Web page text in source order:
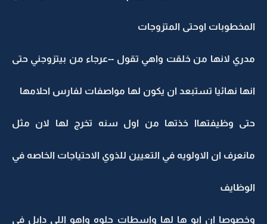
المخطوبات اوحتى المتزوجات
مدري لانها من خلقت واهي تقول --عرجاء من بيتزوجني حتى
انها نهائيا تستبعد ان يكون لها مواصفات لفارس احلامها
حتى وظيفتهاا خذتها من اول سنه تخرج لها لان مثل
مانعرف ان الاولويه في التعيين للذوي الاحتياجات الخاصه في
الوظايف
وخصوصا ان ابو ها لها واسطات حلوه واهو اللي دابل في